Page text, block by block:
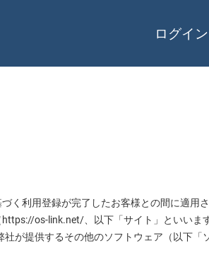
ログイン
く利用登録が完了したお客様との間に適用さ
os-link.net/、以下「サイト」といいま
が提供するその他のソフトウェア（以下「